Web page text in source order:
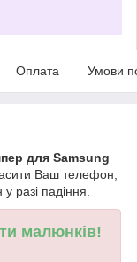
Оплата Умови
для Samsung
Ваш телефон,
разі падіння.
малюнків!